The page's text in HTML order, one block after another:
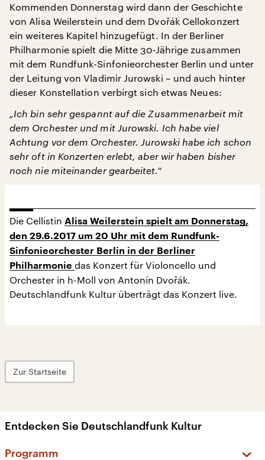
Kommenden Donnerstag wird dann der Geschichte
von Alisa Weilerstein und dem Dvořák Cellokonzert
ein weiteres Kapitel hinzugefügt. In der Berliner
Philharmonie spielt die Mitte 30-Jährige zusammen
mit dem Rundfunk-Sinfonieorchester Berlin und unter
der Leitung von Vladimir Jurowski – und auch hinter
dieser Konstellation verbirgt sich etwas Neues:
„Ich bin sehr gespannt auf die Zusammenarbeit mit
dem Orchester und mit Jurowski. Ich habe viel
Achtung vor dem Orchester. Jurowski habe ich schon
sehr oft in Konzerten erlebt, aber wir haben bisher
noch nie miteinander gearbeitet.“
Die Cellistin Alisa Weilerstein spielt am Donnerstag,
den 29.6.2017 um 20 Uhr mit dem Rundfunk-
Sinfonieorchester Berlin in der Berliner
Philharmonie das Konzert für Violoncello und
Orchester in h-Moll von Antonín Dvořák.
Deutschlandfunk Kultur überträgt das Konzert live.
Zur Startseite
Entdecken Sie Deutschlandfunk Kultur
Programm